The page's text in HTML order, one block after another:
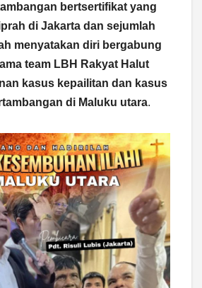
bertsertifikat yang
di Jakarta dan sejumlah
menyatakan diri bergabung
team LBH Rakyat Halut
kasus kepailitan dan kasus
di Maluku utara.